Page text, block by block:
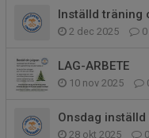
Inställd träning
2 dec 2025 0
LAG-ARBETE
10 nov 2025
Onsdag
28 okt 2025 0